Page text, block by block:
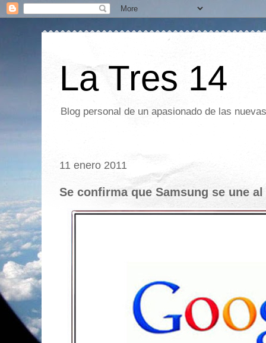
La Tres 14
Blog personal de un apasionado de las
11 enero 2011
Se confirma que Samsung se une al